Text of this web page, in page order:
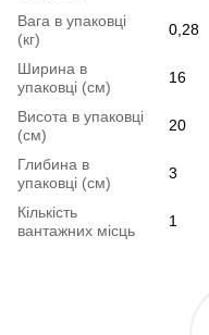
Вага в упаковці
(кг)
0,28
Ширина в
упаковці (см)
16
Висота в упаковці
(см)
20
Глибина в
упаковці (см)
3
Кількість
вантажних місць
1